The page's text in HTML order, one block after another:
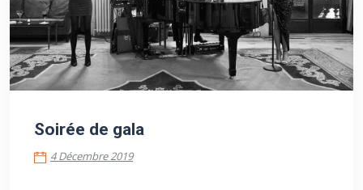
4 Décembre 2019
Soirée de gala
4 Décembre 2019